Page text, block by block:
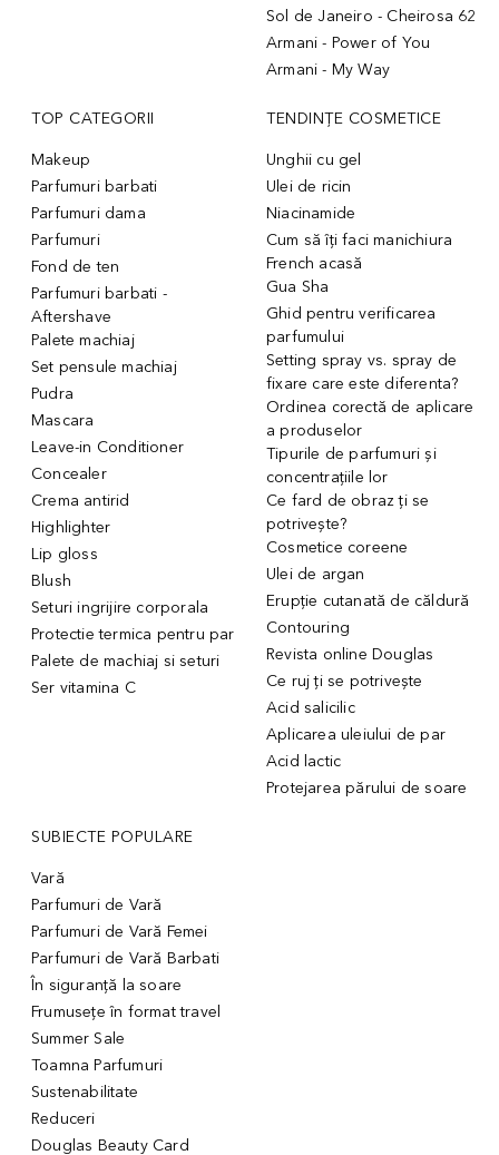
Sol de Janeiro - Cheirosa 62
Armani - Power of You
Armani - My Way
TOP CATEGORII
Makeup
Parfumuri barbati
Parfumuri dama
Parfumuri
Fond de ten
Parfumuri barbati -
Aftershave
Palete machiaj
Set pensule machiaj
Pudra
Mascara
Leave-in Conditioner
Concealer
Crema antirid
Highlighter
Lip gloss
Blush
Seturi ingrijire corporala
Protectie termica pentru par
Palete de machiaj si seturi
Ser vitamina C
TENDINȚE COSMETICE
Unghii cu gel
Ulei de ricin
Niacinamide
Cum să îți faci manichiura
French acasă
Gua Sha
Ghid pentru verificarea
parfumului
Setting spray vs. spray de
fixare care este diferenta?
Ordinea corectă de aplicare
a produselor
Tipurile de parfumuri și
concentrațiile lor
Ce fard de obraz ți se
potrivește?
Cosmetice coreene
Ulei de argan
Erupție cutanată de căldură
Contouring
Revista online Douglas
Ce ruj ți se potrivește
Acid salicilic
Aplicarea uleiului de par
Acid lactic
Protejarea părului de soare
SUBIECTE POPULARE
Vară
Parfumuri de Vară
Parfumuri de Vară Femei
Parfumuri de Vară Barbati
În siguranță la soare
Frumusețe în format travel
Summer Sale
Toamna Parfumuri
Sustenabilitate
Reduceri
Douglas Beauty Card